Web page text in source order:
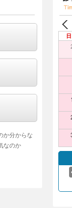
か分からな
なのか
日